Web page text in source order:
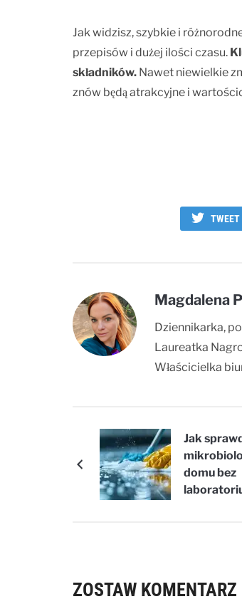
Jak widzisz, szybkie i
przepisów i dużej ilości czasu.
składników. Nawet niewielkie
znów będą atrakcyjne i
TWEET
Magdalena
Dziennikarka,
Laureatka
Właścicielka
Jak
domu bez
ZOSTAW KOMENTARZ